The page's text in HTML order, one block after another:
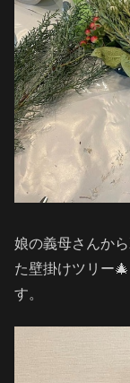
娘の義母さんか
た壁掛けツリー
す。